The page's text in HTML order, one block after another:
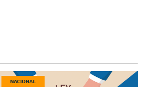
NACIONAL